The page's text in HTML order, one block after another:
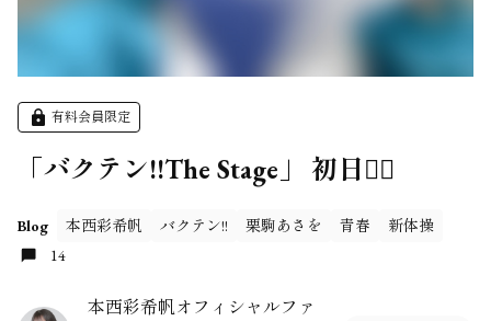
有料会員限定
「バクテン!!The Stage」 初日🤸‍♂️
Blog 本西彩希帆 バクテン!! 栗駒あさを 青春
新体操
14
本西彩希帆オフィシャルファ